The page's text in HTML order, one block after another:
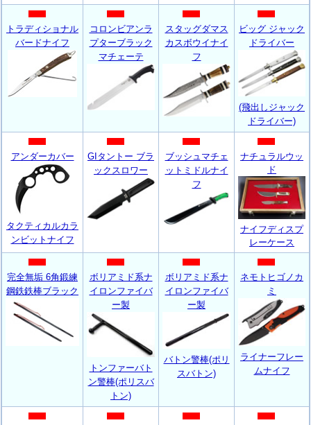
トラディショナル
バードナイフ
コロンビアンラ
プターブラック
マチェーテ
スタッグダマス
カスボウイナイ
フ
ビッグ ジャック
ドライバー
(飛出しジャック
ドライバー)
アンダーカバー
タクティカルカラ
ンビットナイフ
GIタントー ブラ
ックスロワー
ブッシュマチェ
ットミドルナイ
フ
ナチュラルウッ
ド
ナイフディスプ
レーケース
完全無垢 6角鍛練
鋼鉄鉄棒ブラック
ボリアミド系ナ
イロンファイバ
ー製
トンファーバト
ン警棒(ポリスバ
トン)
ボリアミド系ナ
イロンファイバ
ー製
バトン警棒(ポリ
スバトン)
ネモトヒゴノカ
ミ
ライナーフレー
ムナイフ